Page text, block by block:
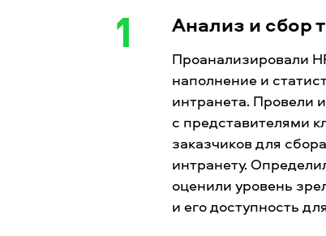
1 Анализ и сбор
Проанализировали
наполнение и
интранета. Провели
с представителями
заказчиков для
интранету.
оценили уровень
и его доступность